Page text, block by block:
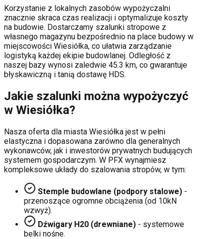
Korzystanie z lokalnych zasobów wypożyczalni
znacznie skraca czas realizacji i optymalizuje koszty
na budowie. Dostarczamy szalunki stropowe z
własnego magazynu bezpośrednio na place budowy w
miejscowości Wiesiółka, co ułatwia zarządzanie
logistyką każdej ekipie budowlanej. Odległość z
naszej bazy wynosi zaledwie 45.3 km, co gwarantuje
błyskawiczną i tanią dostawę HDS.
Jakie szalunki można wypożyczyć
w Wiesiółka?
Nasza oferta dla miasta Wiesiółka jest w pełni
elastyczna i dopasowana zarówno dla generalnych
wykonawców, jak i inwestorów prywatnych budujących
systemem gospodarczym. W PFX wynajmiesz
kompleksowe układy do szalowania stropów, w tym:
Stemple budowlane (podpory stalowe) -
przenoszące ogromne obciążenia (od 10kN
wzwyż).
Dźwigary H20 (drewniane) - systemowe
belki nośne.